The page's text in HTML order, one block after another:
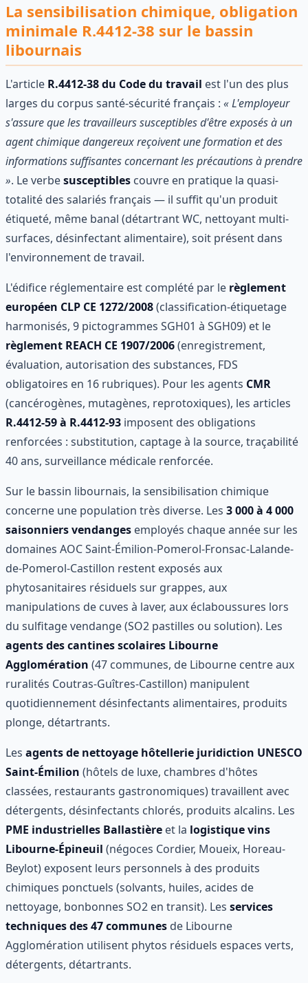
La sensibilisation chimique, obligation
minimale R.4412-38 sur le bassin
libournais
L'article R.4412-38 du Code du travail est l'un des plus
larges du corpus santé-sécurité français : « L'employeur
s'assure que les travailleurs susceptibles d'être exposés à un
agent chimique dangereux reçoivent une formation et des
informations suffisantes concernant les précautions à prendre
». Le verbesusceptibles couvre en pratique la quasi-
totalité des salariés français — il suffit qu'un produit
étiqueté, même banal (détartrant WC, nettoyant multi-
surfaces, désinfectant alimentaire), soit présent dans
l'environnement de travail.
L'édifice réglementaire est complété par le règlement
européen CLP CE 1272/2008(classification-étiquetage
harmonisés, 9 pictogrammes SGH01 à SGH09) et le
règlement REACH CE 1907/2006(enregistrement,
évaluation, autorisation des substances, FDS
obligatoires en 16 rubriques). Pour les agents CMR
(cancérogènes, mutagènes, reprotoxiques), les articles
R.4412-59 à R.4412-93 imposent des obligations
renforcées : substitution, captage à la source, traçabilité
40 ans, surveillance médicale renforcée.
Sur le bassin libournais, la sensibilisation chimique
concerne une population très diverse. Les 3 000 à 4 000
saisonniers vendanges employés chaque année sur les
domaines AOC Saint-Émilion-Pomerol-Fronsac-Lalande-
de-Pomerol-Castillon restent exposés aux
phytosanitaires résiduels sur grappes, aux
manipulations de cuves à laver, aux éclaboussures lors
du sulfitage vendange (SO2 pastilles ou solution). Les
agents des cantines scolaires Libourne
Agglomération (47 communes, de Libourne centre aux
ruralités Coutras-Guîtres-Castillon) manipulent
quotidiennement désinfectants alimentaires, produits
plonge, détartrants.
Les agents de nettoyage hôtellerie juridiction UNESCO
Saint-Émilion (hôtels de luxe, chambres d'hôtes
classées, restaurants gastronomiques) travaillent avec
détergents, désinfectants chlorés, produits alcalins. Les
PME industrielles Ballastière et la logistique vins
Libourne-Épineuil (négoces Cordier, Moueix, Horeau-
Beylot) exposent leurs personnels à des produits
chimiques ponctuels (solvants, huiles, acides de
nettoyage, bonbonnes SO2 en transit). Les services
techniques des 47 communes de Libourne
Agglomération utilisent phytos résiduels espaces verts,
détergents, détartrants.